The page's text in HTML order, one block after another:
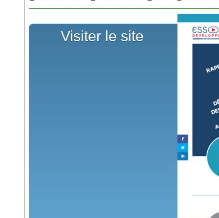
Visiter le site